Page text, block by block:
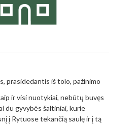
prasidedantis iš tolo, pažinimo
ir visi nuotykiai, nebūtų buvęs
du gyvybės šaltiniai, kurie
į Rytuose tekančią saulę ir į tą